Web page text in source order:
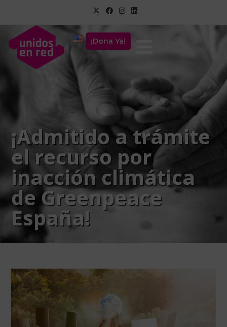
¡Dona Ya!
¡Admitido a trámite
el recurso por
inacción climática
de Greenpeace
España!